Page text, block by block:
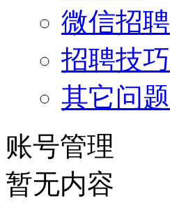
微信招聘
招聘技巧
其它问题
账号管理
暂无内容